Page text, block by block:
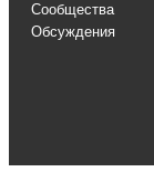
Сообщества
Обсуждения